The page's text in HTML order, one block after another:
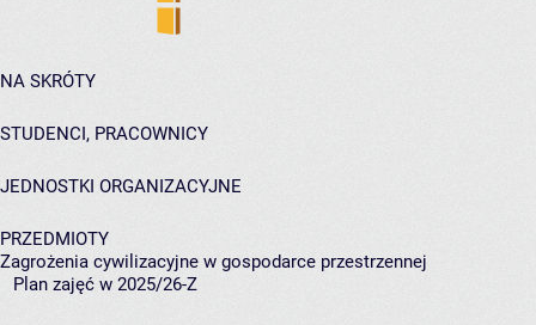
NA SKRÓTY
STUDENCI, PRACOWNICY
JEDNOSTKI ORGANIZACYJNE
PRZEDMIOTY
Zagrożenia cywilizacyjne w gospodarce przestrzennej
Plan zajęć w 2025/26-Z